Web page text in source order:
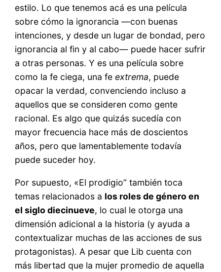
estilo. Lo que tenemos acá es una película
sobre cómo la ignorancia —con buenas
intenciones, y desde un lugar de bondad, pero
ignorancia al fin y al cabo— puede hacer sufrir
a otras personas. Y es una película sobre
como la fe ciega, una feextrema, puede
opacar la verdad, convenciendo incluso a
aquellos que se consideren como gente
racional. Es algo que quizás sucedía con
mayor frecuencia hace más de doscientos
años, pero que lamentablemente todavía
puede suceder hoy.
Por supuesto, «El prodigio” también toca
temas relacionados a los roles de género en
el siglo diecinueve, lo cual le otorga una
dimensión adicional a la historia (y ayuda a
contextualizar muchas de las acciones de sus
protagonistas). A pesar que Lib cuenta con
más libertad que la mujer promedio de aquella